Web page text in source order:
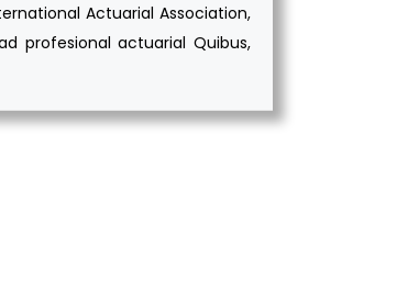
Actuarial Association,
profesional actuarial Quibus,